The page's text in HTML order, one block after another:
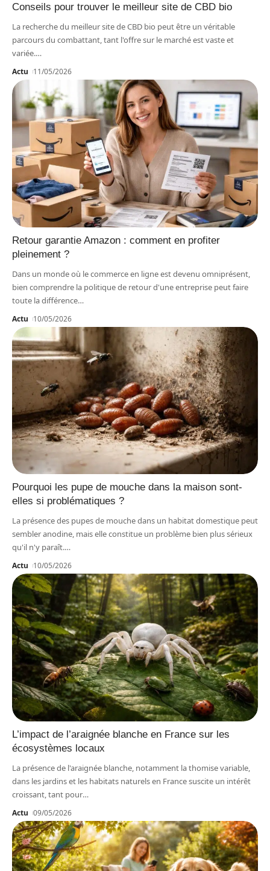
Conseils pour trouver le meilleur site de CBD bio
La recherche du meilleur site de CBD bio peut être un véritable
parcours du combattant, tant l'offre sur le marché est vaste et
variée.…
Actu 11/05/2026
Retour garantie Amazon : comment en profiter
pleinement ?
Dans un monde où le commerce en ligne est devenu omniprésent,
bien comprendre la politique de retour d'une entreprise peut faire
toute la différence…
Actu 10/05/2026
Pourquoi les pupe de mouche dans la maison sont-
elles si problématiques ?
La présence des pupes de mouche dans un habitat domestique peut
sembler anodine, mais elle constitue un problème bien plus sérieux
qu'il n'y paraît.…
Actu 10/05/2026
L’impact de l’araignée blanche en France sur les
écosystèmes locaux
La présence de l'araignée blanche, notamment la thomise variable,
dans les jardins et les habitats naturels en France suscite un intérêt
croissant, tant pour…
Actu 09/05/2026